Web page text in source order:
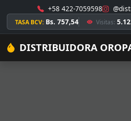
+58 422-7059598
TASA BCV: Bs. 757,54 Visitas:
DISTRIBUIDORA